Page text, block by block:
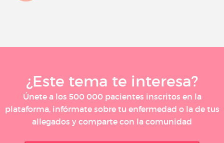
¿Este tema te interesa?
Únete a los 500 000 pacientes inscritos en la
plataforma, infórmate sobre tu enfermedad o la de tus
allegados y comparte con la comunidad